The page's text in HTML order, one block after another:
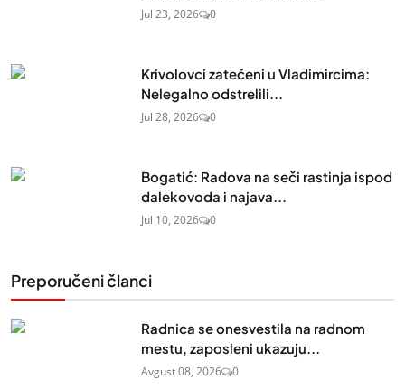
Jul 23, 2026 0
Krivolovci zatečeni u Vladimircima:
Nelegalno odstrelili...
Jul 28, 2026 0
Bogatić: Radova na seči rastinja ispod
dalekovoda i najava...
Jul 10, 2026 0
Preporučeni članci
Radnica se onesvestila na radnom
mestu, zaposleni ukazuju...
Avgust 08, 2026 0